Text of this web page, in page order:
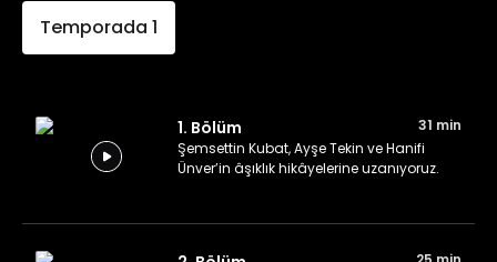
Temporada 1
1. Bölüm
31 min
Şemsettin Kubat, Ayşe Tekin ve Hanifi
Ünver’in âşıklık hikâyelerine uzanıyoruz.